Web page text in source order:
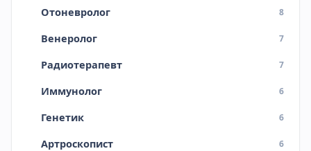
Отоневролог 8
Венеролог 7
Радиотерапевт 7
Иммунолог 6
Генетик 6
Артроскопист 6